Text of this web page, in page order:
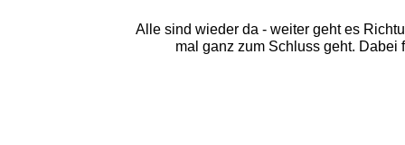
Alle sind wieder da - weiter geht es
mal ganz zum Schluss geht.